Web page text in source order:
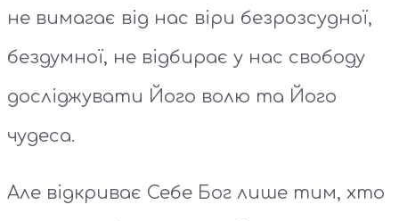
не вимагає від нас віри безрозсудної,
бездумної, не відбирає у нас свободу
досліджувати Його волю та Його
чудеса.
Але відкриває Себе Бог лише тим, хто